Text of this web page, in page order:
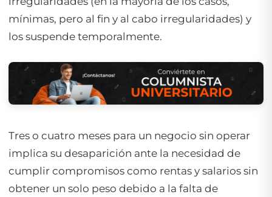
mínimas, pero al fin y al cabo irregularidades) y
los suspende temporalmente.
Tres o cuatro meses para un negocio sin operar
implica su desaparición ante la necesidad de
cumplir compromisos como rentas y salarios sin
obtener un solo peso debido a la falta de